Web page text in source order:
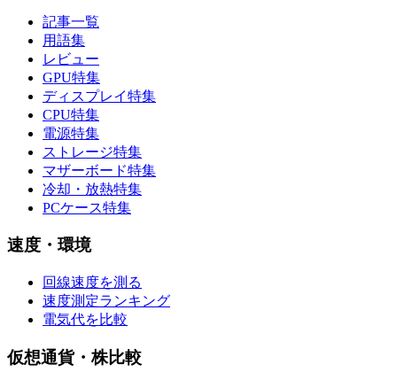
記事一覧
用語集
レビュー
GPU特集
ディスプレイ特集
CPU特集
電源特集
ストレージ特集
マザーボード特集
冷却・放熱特集
PCケース特集
速度・環境
回線速度を測る
速度測定ランキング
電気代を比較
仮想通貨・株比較